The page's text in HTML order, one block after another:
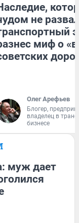
не
миф о
Олег Арефьев
Блогер,
владелец в
бизнесе
муж дает